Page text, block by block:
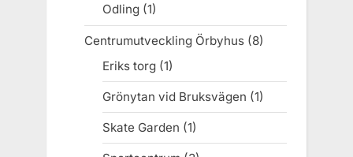
Odling(1)
Centrumutveckling Örbyhus(8)
Eriks torg(1)
Grönytan vid Bruksvägen (1)
Skate Garden (1)